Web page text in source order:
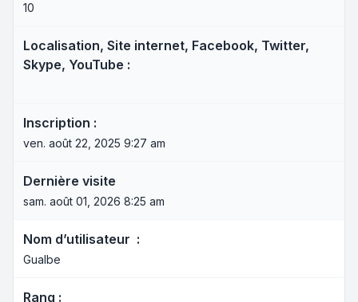
10
Localisation, Site internet, Facebook, Twitter,
Skype, YouTube :
Inscription :
ven. août 22, 2025 9:27 am
Dernière visite
sam. août 01, 2026 8:25 am
Nom d’utilisateur :
Gualbe
Rang :